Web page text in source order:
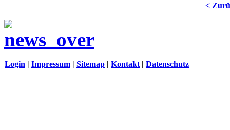
<
Login | Impressum | Sitemap | Kontakt | Datenschutz